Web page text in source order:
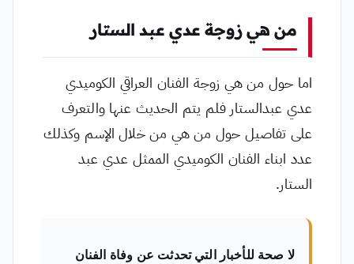
من هي زوجة عدي عبد الستار
اما حول من هي زوجة الفنان العراقي الكوميدي
عدي عبدالستار فلم يتم الحديث عنها والتعرف
على تفاصيل حول من هي من خلال الإسم وكذلك
عدد ابناء الفنان الكوميدي الممثل عدي عبد
الستار.
لا صحة للأخبار التي تحدثت عن وفاة الفنان